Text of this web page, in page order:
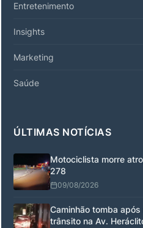
Entretenimento
Insights
Marketing
Saúde
ÚLTIMAS NOTÍCIAS
Motociclista morre
278
09/08/2026
Caminhão tomba
trânsito na Av.